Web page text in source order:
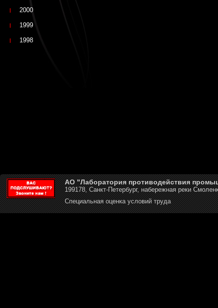
2000
1999
1998
АО "Лаборатория противодействия
199178, Санкт-Петербург, набережная реки
Специальная оценка условий труда